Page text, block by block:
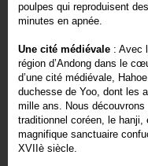
poulpes qui reproduisent
minutes en apnée.
Une cité médiévale: Avec
région d’Andong dans le
d’une cité médiévale,
duchesse de Yoo, dont les
mille ans. Nous
traditionnel coréen, le
magnifique sanctuaire
XVIIè siècle.